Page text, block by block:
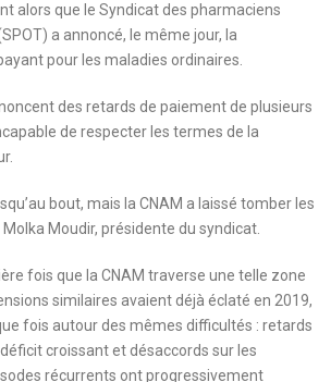
alors que le Syndicat des pharmaciens
a annoncé, le même jour, la
pour les maladies ordinaires.
des retards de paiement de plusieurs
de respecter les termes de la
bout, mais la CNAM a laissé tomber les
Moudir, présidente du syndicat.
fois que la CNAM traverse une telle zone
similaires avaient déjà éclaté en 2019,
fois autour des mêmes difficultés : retards
croissant et désaccords sur les
récurrents ont progressivement